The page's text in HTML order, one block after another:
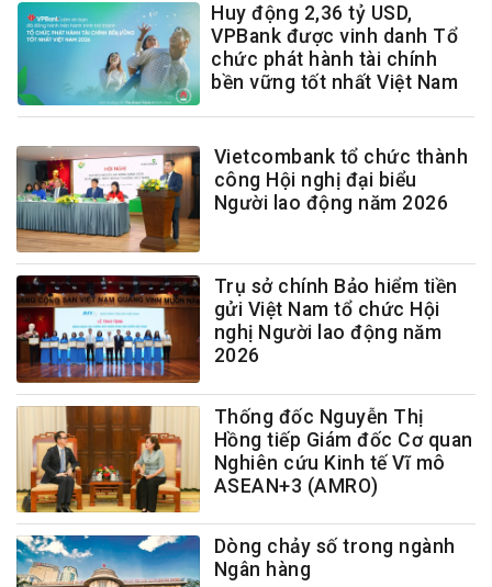
Huy động 2,36 tỷ USD,
VPBank được vinh danh Tổ
chức phát hành tài chính
bền vững tốt nhất Việt Nam
Vietcombank tổ chức thành
công Hội nghị đại biểu
Người lao động năm 2026
Trụ sở chính Bảo hiểm tiền
gửi Việt Nam tổ chức Hội
nghị Người lao động năm
2026
Thống đốc Nguyễn Thị
Hồng tiếp Giám đốc Cơ quan
Nghiên cứu Kinh tế Vĩ mô
ASEAN+3 (AMRO)
Dòng chảy số trong ngành
Ngân hàng